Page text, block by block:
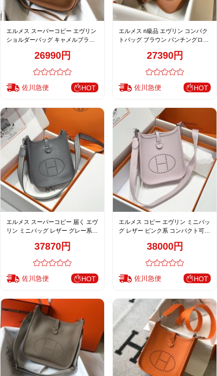
エルメス スーパーコピー エヴリン
ショルダーバッグ キャメルブラウ
26990円
佐川急便 HOT
エルメス n級品 エヴリン コンパク
トバッグ ブラウン パンチングロゴ
27390円
佐川急便 HOT
エルメス スーパーコピー 届く エヴ
リン ミニバッグ レザー グレー系
37870円
佐川急便 HOT
エルメス コピー エヴリン ミニバッ
グ レザー ピンク系 コンパクト可愛
38000円
佐川急便 HOT